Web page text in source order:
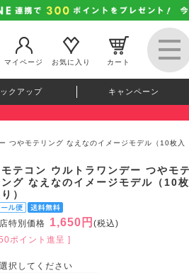
マイページ お気に入り カート
クアップ キャンペーン
つやモテリング なえなのイメージモデル（10枚入
テコン ウルトラワンデー つやモテ
グ なえなのイメージモデル（10枚
）
特別価格 1,650円 (税込)
ポイント進呈 ]